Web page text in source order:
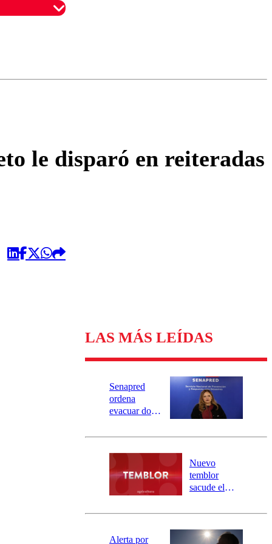
le disparó en reiteradas
LAS MÁS LEÍDAS
Senapred
ordena
evacuar dos
Carahue por
río Damas:
activa
mensajería
SAE
Nuevo
temblor
sacude el
revisa la
epicentro
Alerta por